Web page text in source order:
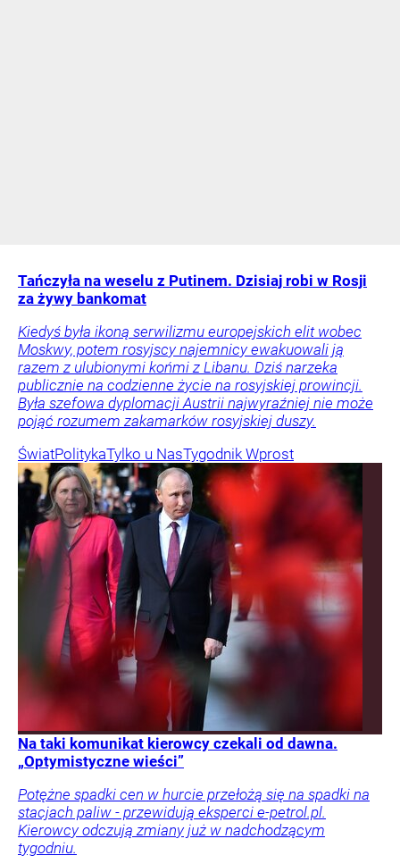
Tańczyła na weselu z Putinem. Dzisiaj robi w Rosji
za żywy bankomat
Kiedyś była ikoną serwilizmu europejskich elit wobec
Moskwy, potem rosyjscy najemnicy ewakuowali ją
razem z ulubionymi końmi z Libanu. Dziś narzeka
publicznie na codzienne życie na rosyjskiej prowincji.
Była szefowa dyplomacji Austrii najwyraźniej nie może
pojąć rozumem zakamarków rosyjskiej duszy.
ŚwiatPolitykaTylko u NasTygodnik Wprost
Na taki komunikat kierowcy czekali od dawna.
„Optymistyczne wieści”
Potężne spadki cen w hurcie przełożą się na spadki na
stacjach paliw - przewidują eksperci e-petrol.pl.
Kierowcy odczują zmiany już w nadchodzącym
tygodniu.